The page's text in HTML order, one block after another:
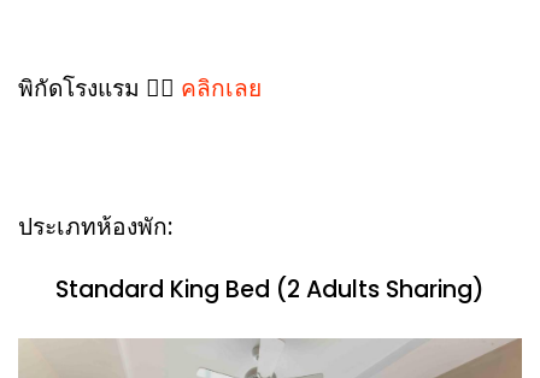
พิกัดโรงแรม 👉🏻 คลิกเลย
ประเภทห้องพัก:
Standard King Bed (2 Adults Sharing)